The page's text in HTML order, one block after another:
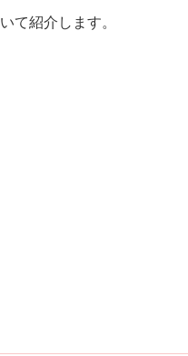
て紹介します。